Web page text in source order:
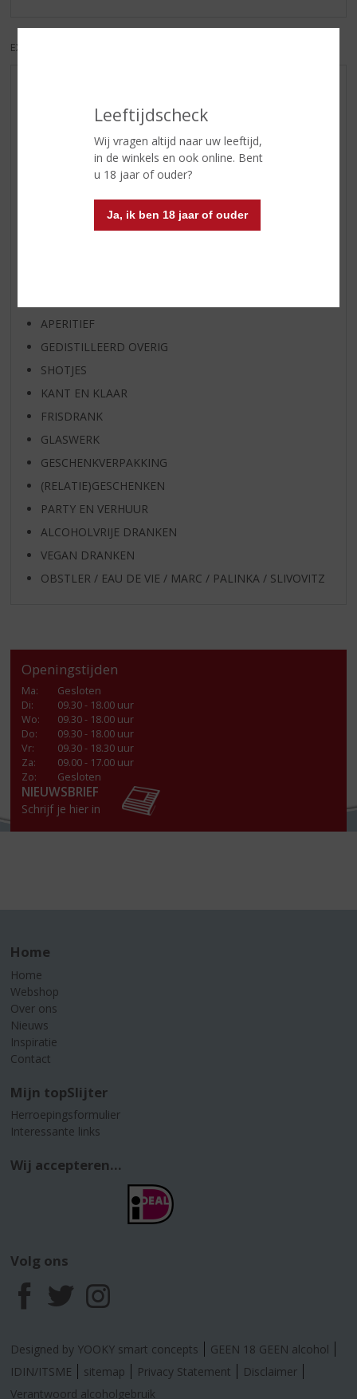
Leeftijdscheck
Wij vragen altijd naar uw leeftijd,
in de winkels en ook online. Bent
u 18 jaar of ouder?
Ja, ik ben 18 jaar of ouder
EXCL. BTW
WIJN VAN DE MAAND
WHISKY VAN DE MAAND
RUM VAN DE MAAND
BIER VAN DE MAAND
SPIRIT VAN DE MAAND
EXCLUSIEF TOPSLIJTER
APERITIEF
GEDISTILLEERD OVERIG
SHOTJES
KANT EN KLAAR
FRISDRANK
GLASWERK
GESCHENKVERPAKKING
(RELATIE)GESCHENKEN
PARTY EN VERHUUR
ALCOHOLVRIJE DRANKEN
VEGAN DRANKEN
OBSTLER / EAU DE VIE / MARC / PALINKA / SLIVOVITZ
Openingstijden
Ma:
Gesloten
Di:
09.30 - 18.00 uur
Wo:
09.30 - 18.00 uur
Do:
09.30 - 18.00 uur
Vr:
09.30 - 18.30 uur
Za:
09.00 - 17.00 uur
Zo:
Gesloten
NIEUWSBRIEF
Schrijf je hier in
Home
Home
Webshop
Over ons
Nieuws
Inspiratie
Contact
Mijn topSlijter
Herroepingsformulier
Interessante links
Wij accepteren...
Volg ons
F
a
c
T
w
i
I
n
s
Designed by YOOKY smart concepts
GEEN 18 GEEN alcohol
IDIN/ITSME
sitemap Privacy Statement
Disclaimer
Verantwoord alcoholgebruik